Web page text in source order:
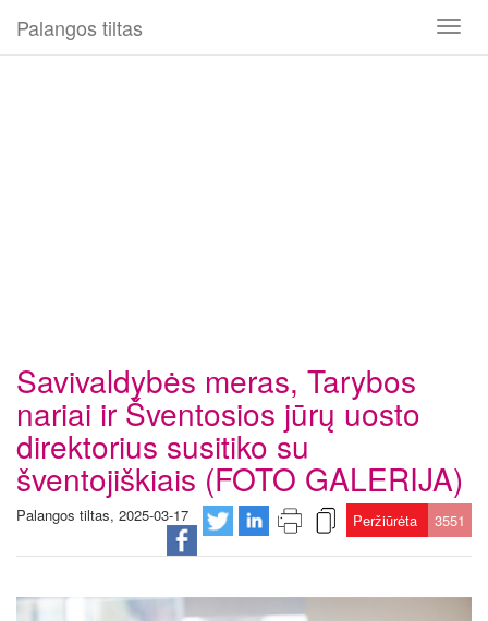
Toggle
Palangos tiltas
Savivaldybės meras, Tarybos
nariai ir Šventosios jūrų uosto
direktorius susitiko su
šventojiškiais (FOTO GALERIJA)
Palangos tiltas, 2025-03-17 Peržiūrėta 3551